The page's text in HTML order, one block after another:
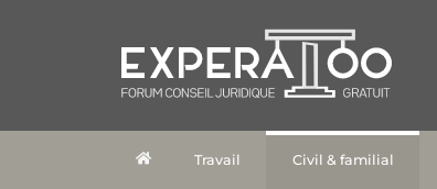
Travail Civil & familial